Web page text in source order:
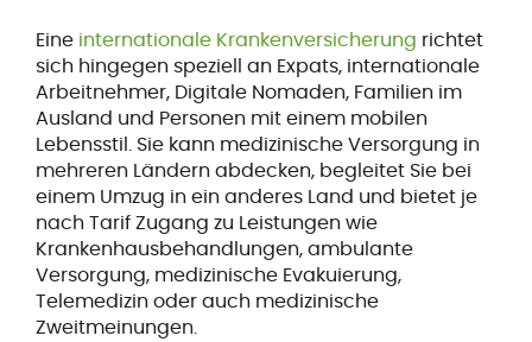
Eine internationale Krankenversicherung richtet
sich hingegen speziell an Expats, internationale
Arbeitnehmer, Digitale Nomaden, Familien im
Ausland und Personen mit einem mobilen
Lebensstil. Sie kann medizinische Versorgung in
mehreren Ländern abdecken, begleitet Sie bei
einem Umzug in ein anderes Land und bietet je
nach Tarif Zugang zu Leistungen wie
Krankenhausbehandlungen, ambulante
Versorgung, medizinische Evakuierung,
Telemedizin oder auch medizinische
Zweitmeinungen.